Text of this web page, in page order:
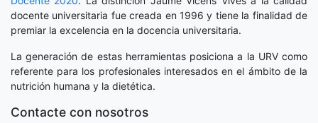
docente universitaria fue creada en 1996 y tiene la finalidad de
premiar la excelencia en la docencia universitaria.
La generación de estas herramientas posiciona a la URV como
referente para los profesionales interesados en el ámbito de la
nutrición humana y la dietética.
Contacte con nosotros